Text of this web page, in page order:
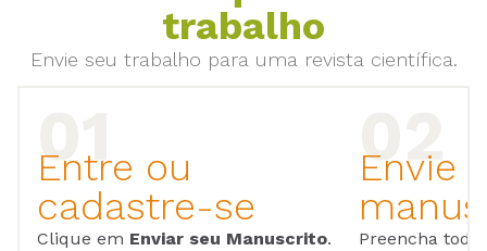
trabalho
Envie seu trabalho para uma revista científica.
Entre ou
cadastre-se
Clique em Enviar seu Manuscrito.
Envie
Preencha